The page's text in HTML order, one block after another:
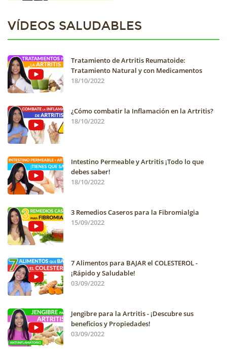
VÍDEOS SALUDABLES
Tratamiento de Artritis Reumatoide:
Tratamiento Natural y con Medicamentos
18/10/2022
¿Cómo combatir la Inflamación en la Artritis?
18/10/2022
Intestino Permeable y Artritis ¡Todo lo que
debes saber!
18/10/2022
3 Remedios Caseros para la Fibromialgia
15/09/2022
7 Alimentos para BAJAR el COLESTEROL -
¡Rápido y Saludable!
03/09/2022
Jengibre para la Artritis - ¡Descubre sus
beneficios y Propiedades!
03/09/2022